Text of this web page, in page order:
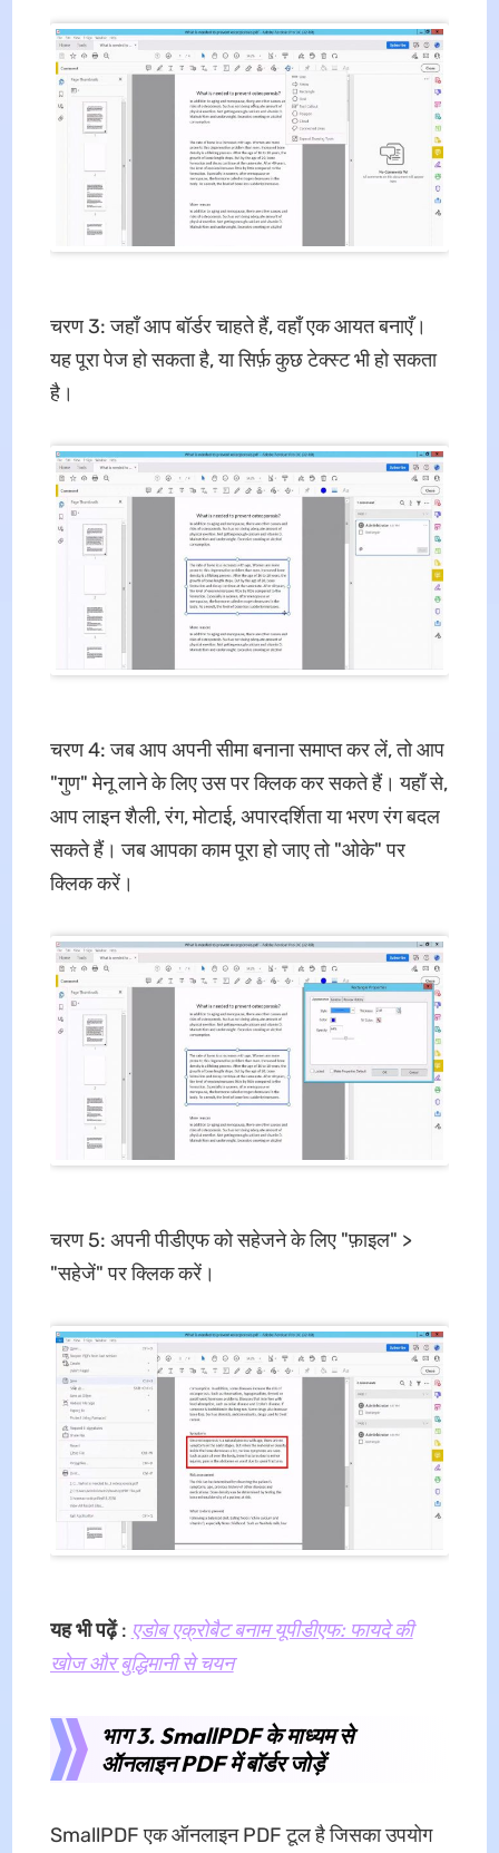
चरण 3: जहाँ आप बॉर्डर चाहते हैं, वहाँ एक आयत बनाएँ।
यह पूरा पेज हो सकता है, या सिर्फ़ कुछ टेक्स्ट भी हो सकता
है।
चरण 4: जब आप अपनी सीमा बनाना समाप्त कर लें, तो आप
"गुण" मेनू लाने के लिए उस पर क्लिक कर सकते हैं। यहाँ से,
आप लाइन शैली, रंग, मोटाई, अपारदर्शिता या भरण रंग बदल
सकते हैं। जब आपका काम पूरा हो जाए तो "ओके" पर
क्लिक करें।
चरण 5: अपनी पीडीएफ को सहेजने के लिए "फ़ाइल" >
"सहेजें" पर क्लिक करें।
यह भी पढ़ें: एडोब एक्रोबैट बनाम यूपीडीएफ: फायदे की
खोज और बुद्धिमानी से चयन
भाग 3. SmallPDF के माध्यम से
ऑनलाइन PDF में बॉर्डर जोड़ें
SmallPDF एक ऑनलाइन PDF टूल है जिसका उपयोग